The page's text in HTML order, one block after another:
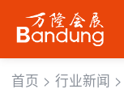
首页 > 行业新闻 >